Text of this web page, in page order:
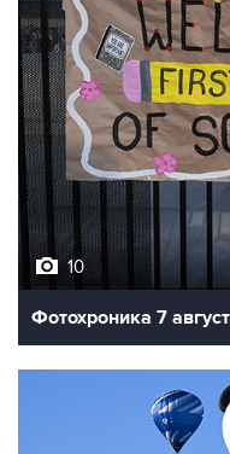
10
Фотохроника 7 августа